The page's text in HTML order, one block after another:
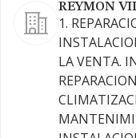
REYMON
1.
LA VENTA.